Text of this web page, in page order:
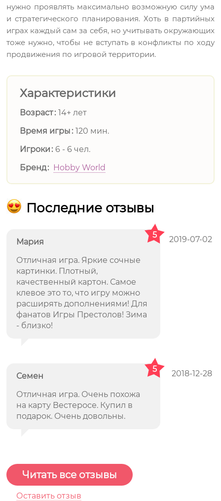
нужно проявлять максимально возможную силу ума
и стратегического планирования. Хоть в партийных
играх каждый сам за себя, но учитывать окружающих
тоже нужно, чтобы не вступать в конфликты по ходу
продвижения по игровой территории.
Характеристики
Возраст 14+ лет
Время игры 120 мин.
Игроки
6 - 6 чел.
Бренд
Hobby World
Последние отзывы
Мария 2019-07-02
5
Отличная игра. Яркие сочные
картинки. Плотный,
качественный картон. Самое
клевое это то, что игру можно
расширять дополнениями! Для
фанатов Игры Престолов! Зима
- близко!
Семен 2018-12-28
5
Отличная игра. Очень похожа
на карту Вестеросе. Купил в
подарок. Очень довольны.
Читать все отзывы
Оставить отзыв